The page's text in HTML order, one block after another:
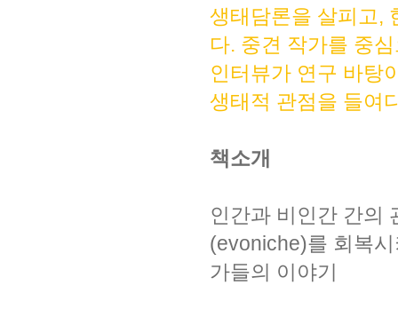
생태담론을 살피고,
다. 중견 작가를 중
인터뷰가 연구 바탕
생태적 관점을 들여
책소개
인간과 비인간 간의
(evoniche)를 회복
가들의 이야기